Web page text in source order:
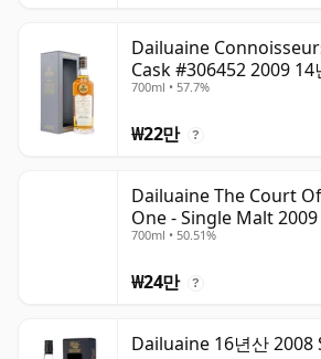
Dailuaine
Cask #306452 2009 14
700ml • 57.7%
₩22만 ?
Dailuaine The Court
One - Single Malt
700ml • 50.51%
₩24만 ?
Dailuaine 16년산